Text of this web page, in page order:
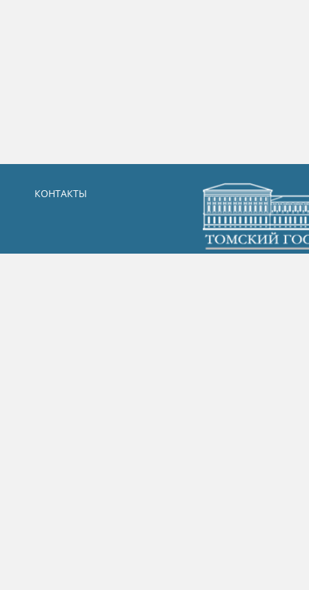
КОНТАКТЫ